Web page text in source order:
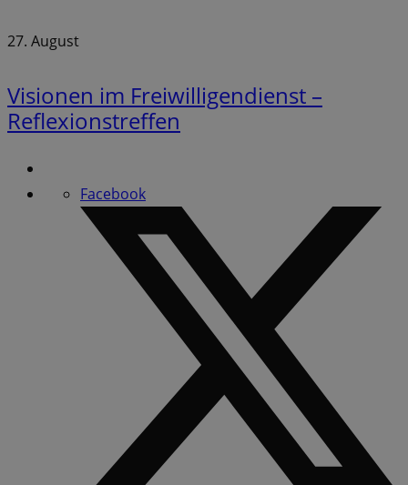
27. August
Visionen im Freiwilligendienst –
Reflexionstreffen
Facebook